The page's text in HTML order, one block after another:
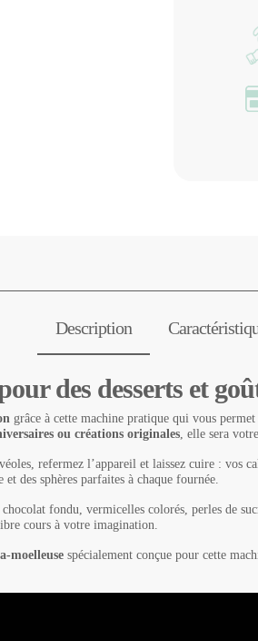
Description
des desserts et
grâce à cette machine pratique qui vous
ou créations originales , elle sera
refermez l’appareil et laissez cuire : vos
des sphères parfaites à chaque fournée.
fondu, vermicelles colorés, perles de
cours à votre imagination.
moelleuse spécialement conçue pour cette